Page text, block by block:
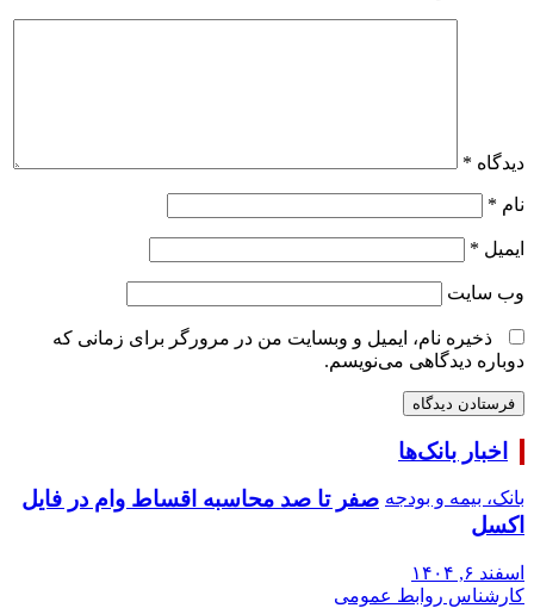
دیدگاه *
نام *
ایمیل *
وب‌ سایت
ذخیره نام، ایمیل و وبسایت من در مرورگر برای زمانی که
دوباره دیدگاهی می‌نویسم.
اخبار بانک‌ها
بانک، بیمه و بودجه صفر تا صد محاسبه اقساط وام در فایل
اکسل
اسفند ۶, ۱۴۰۴
کارشناس روابط عمومی